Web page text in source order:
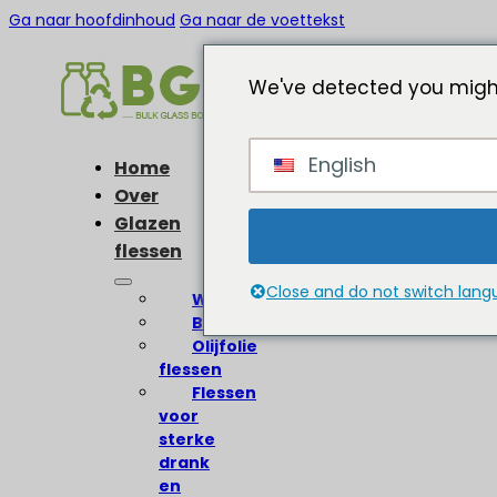
Ga naar hoofdinhoud Ga naar de voettekst
Home
Over
Glazen
flessen
Wijnflessen
Bierflessen
Olijfolie
flessen
Flessen
voor
sterke
drank
en
We've detected you
English
Close and do not switch